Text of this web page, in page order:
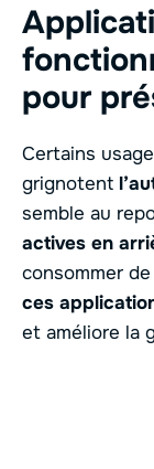
pour
Certains
grignotent
semble au
actives en
consommer de
ces
et améliore la